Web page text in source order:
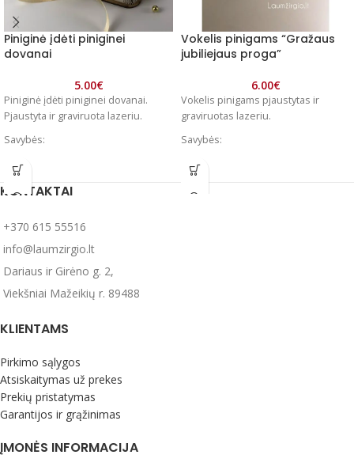
Piniginė įdėti piniginei
dovanai
5.00€
Piniginė įdėti piniginei dovanai.
Pjaustyta ir graviruota lazeriu.
Savybės:
Pagamintas iš baltai dažytos
faneros;
išmatavimai 15,9x8,8x2,4 cm;
papuošimu.
Pastaba: dekoro elementų
išdėstymas ir spalva gali skirtis.
Vokelis pinigams “Gražaus
jubiliejaus proga”
6.00€
Vokelis pinigams pjaustytas ir
graviruotas lazeriu.
Savybės:
Pagamintas iš baltai dažytos
faneros;
išmatavimai 17x9,8x1,6 cm;
KONTAKTAI
+370 615 55516
info@laumzirgio.lt
Dariaus ir Girėno g. 2,
Viekšniai Mažeikių r. 89488
KLIENTAMS
Pirkimo sąlygos
Atsiskaitymas už prekes
Prekių pristatymas
Garantijos ir grąžinimas
ĮMONĖS INFORMACIJA